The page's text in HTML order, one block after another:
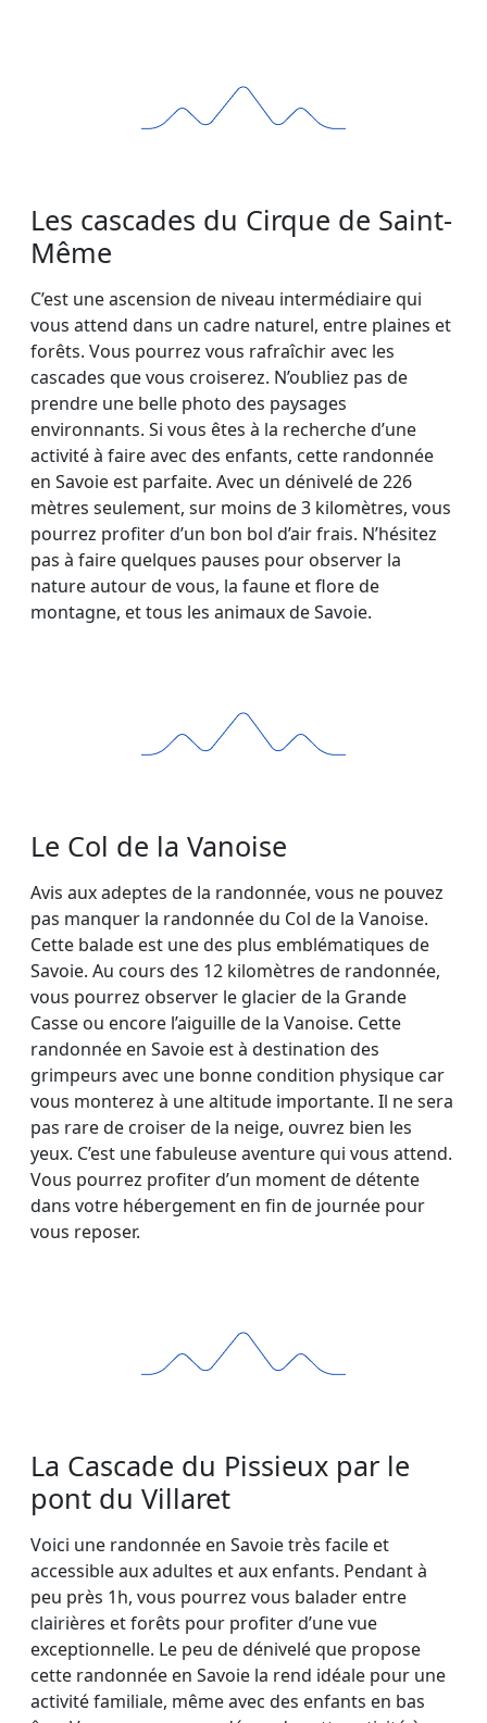
Les cascades du Cirque de Saint-
Même
C’est une ascension de niveau intermédiaire qui
vous attend dans un cadre naturel, entre plaines et
forêts. Vous pourrez vous rafraîchir avec les
cascades que vous croiserez. N’oubliez pas de
prendre une belle photo des paysages
environnants. Si vous êtes à la recherche d’une
activité à faire avec des enfants, cette randonnée
en Savoie est parfaite. Avec un dénivelé de 226
mètres seulement, sur moins de 3 kilomètres, vous
pourrez profiter d’un bon bol d’air frais. N’hésitez
pas à faire quelques pauses pour observer la
nature autour de vous, la faune et flore de
montagne, et tous les animaux de Savoie.
Le Col de la Vanoise
Avis aux adeptes de la randonnée, vous ne pouvez
pas manquer la randonnée du Col de la Vanoise.
Cette balade est une des plus emblématiques de
Savoie. Au cours des 12 kilomètres de randonnée,
vous pourrez observer le glacier de la Grande
Casse ou encore l’aiguille de la Vanoise. Cette
randonnée en Savoie est à destination des
grimpeurs avec une bonne condition physique car
vous monterez à une altitude importante. Il ne sera
pas rare de croiser de la neige, ouvrez bien les
yeux. C’est une fabuleuse aventure qui vous attend.
Vous pourrez profiter d’un moment de détente
dans votre hébergement en fin de journée pour
vous reposer.
La Cascade du Pissieux par le
pont du Villaret
Voici une randonnée en Savoie très facile et
accessible aux adultes et aux enfants. Pendant à
peu près 1h, vous pourrez vous balader entre
clairières et forêts pour profiter d’une vue
exceptionnelle. Le peu de dénivelé que propose
cette randonnée en Savoie la rend idéale pour une
activité familiale, même avec des enfants en bas